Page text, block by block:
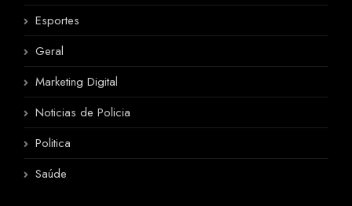
Esportes
Geral
Marketing Digital
Noticias de Policia
Politica
Saúde